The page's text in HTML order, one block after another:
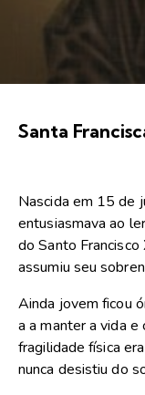
Santa
Nascida em 15 de
entusiasmava ao
do Santo
assumiu seu
Ainda jovem ficou
a a manter a vida
fragilidade física
nunca desistiu do